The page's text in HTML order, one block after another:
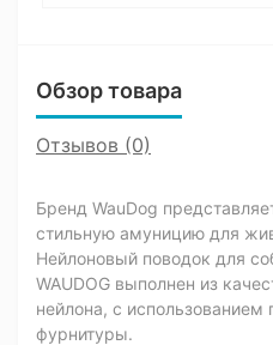
Обзор товара
Отзывов (0)
Бренд WauDog
стильную амуницию для
Нейлоновый поводок для
WAUDOG выполнен из
нейлона, с использованием
фурнитуры.